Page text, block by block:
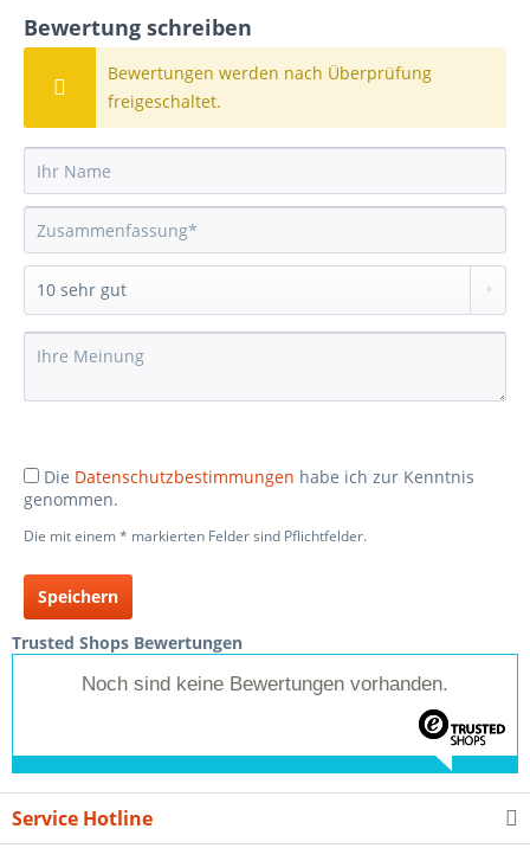
Bewertung schreiben
Bewertungen werden nach Überprüfung
freigeschaltet.
Die Datenschutzbestimmungen habe ich zur Kenntnis
genommen.
Die mit einem * markierten Felder sind Pflichtfelder.
Speichern
Trusted Shops Bewertungen
Noch sind keine Bewertungen vorhanden.
Service Hotline